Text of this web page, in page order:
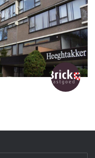
Brick